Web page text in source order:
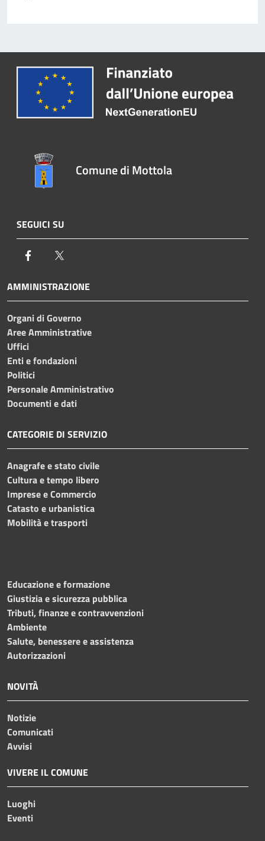
Comune di Mottola
SEGUICI SU
Facebook
AMMINISTRAZIONE
Organi di Governo
Aree Amministrative
Uffici
Enti e fondazioni
Politici
Personale Amministrativo
Documenti e dati
CATEGORIE DI SERVIZIO
Anagrafe e stato civile
Cultura e tempo libero
Imprese e Commercio
Catasto e urbanistica
Mobilità e trasporti
Educazione e formazione
Giustizia e sicurezza pubblica
Tributi, finanze e contravvenzioni
Ambiente
Salute, benessere e assistenza
Autorizzazioni
NOVITÀ
Notizie
Comunicati
Avvisi
VIVERE IL COMUNE
Luoghi
Eventi